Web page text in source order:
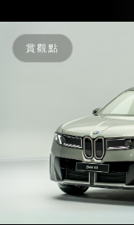
賞觀點